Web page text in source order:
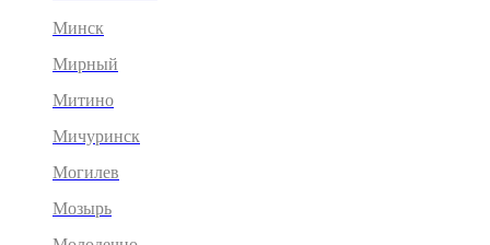
Минск
Мирный
Митино
Мичуринск
Могилев
Мозырь